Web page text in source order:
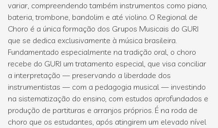
variar, compreendendo também instrumentos como piano,
bateria, trombone, bandolim e até violino. O Regional de
Choro é a única formação dos Grupos Musicais do GURI
que se dedica exclusivamente à música brasileira.
Fundamentado especialmente na tradição oral, o choro
recebe do GURI um tratamento especial, que visa conciliar
a interpretação — preservando a liberdade dos
instrumentistas — com a pedagogia musical — investindo
na sistematização do ensino, com estudos aprofundados e
produção de partituras e arranjos próprios. É na roda de
choro que os estudantes, após atingirem um elevado nível